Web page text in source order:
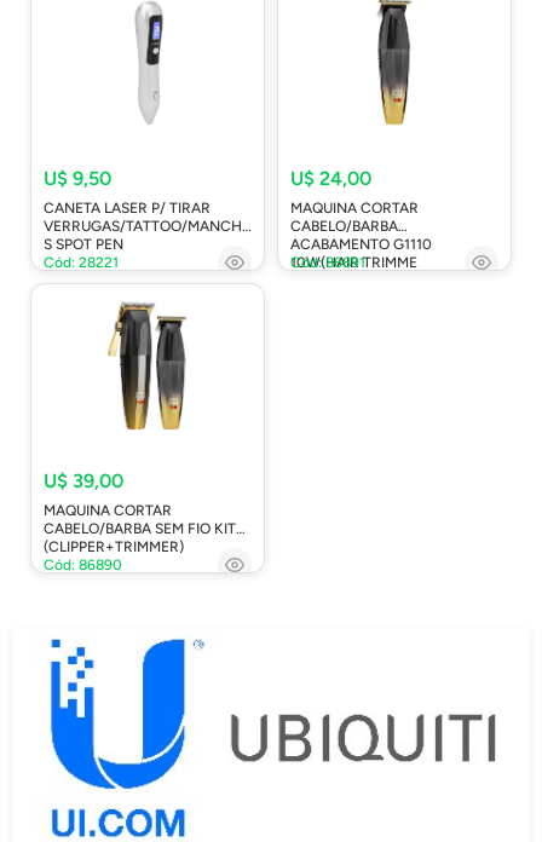
U$ 9,50
CANETA LASER P/ TIRAR
VERRUGAS/TATTOO/MANCHA
S SPOT PEN
Cód: 28221
U$ 24,00
MAQUINA CORTAR
CABELO/BARBA
ACABAMENTO G1110
10W(HAIR TRIMME
Cód: 86891
U$ 39,00
MAQUINA CORTAR
CABELO/BARBA SEM FIO KIT
(CLIPPER+TRIMMER)
Cód: 86890